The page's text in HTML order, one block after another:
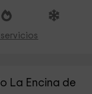
La Encina de